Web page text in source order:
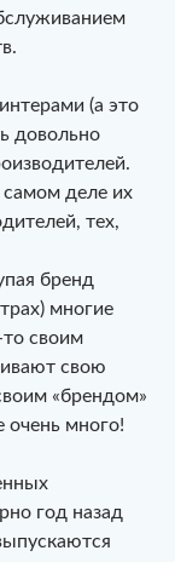
(а это
довольно
самом деле их
тех,
бренд
многие
то своим
свою
«брендом»
очень много!
год назад